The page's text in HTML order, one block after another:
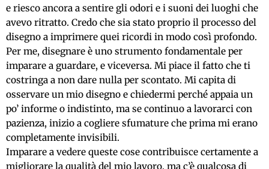
e riesco ancora a sentire gli odori e i suoni dei luoghi che
avevo ritratto. Credo che sia stato proprio il processo del
disegno a imprimere quei ricordi in modo così profondo.
Per me, disegnare è uno strumento fondamentale per
imparare a guardare, e viceversa. Mi piace il fatto che ti
costringa a non dare nulla per scontato. Mi capita di
osservare un mio disegno e chiedermi perché appaia un
po’ informe o indistinto, ma se continuo a lavorarci con
pazienza, inizio a cogliere sfumature che prima mi erano
completamente invisibili.
Imparare a vedere queste cose contribuisce certamente a
migliorare la qualità del mio lavoro, ma c’è qualcosa di